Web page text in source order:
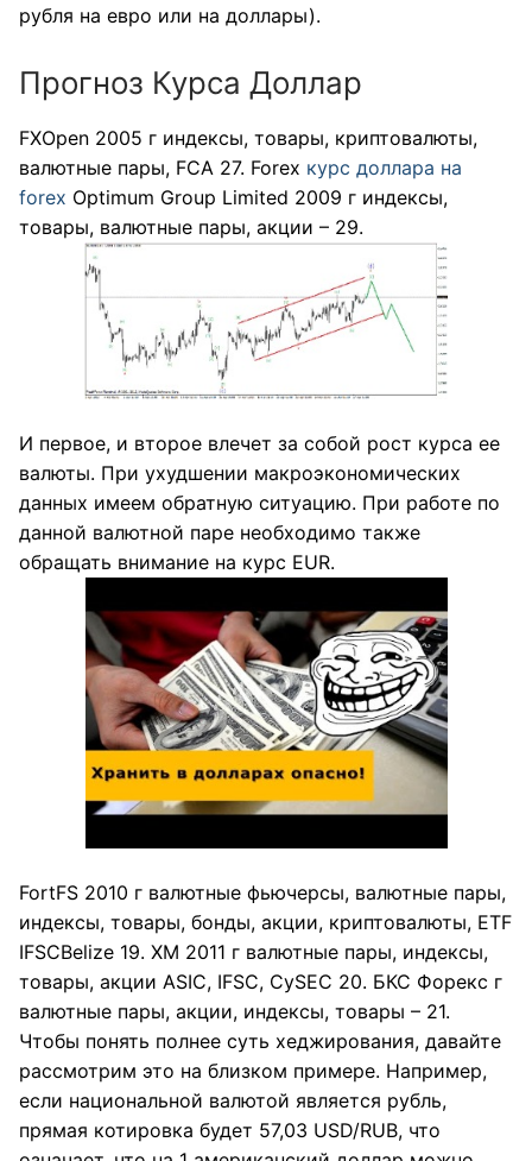
рубля на евро или на доллары).
Прогноз Курса Доллар
FXOpen 2005 г индексы, товары, криптовалюты,
валютные пары, FCA 27. Forex курс доллара на
forex Optimum Group Limited 2009 г индексы,
товары, валютные пары, акции – 29.
И первое, и второе влечет за собой рост курса ее
валюты. При ухудшении макроэкономических
данных имеем обратную ситуацию. При работе по
данной валютной паре необходимо также
обращать внимание на курс EUR.
FortFS 2010 г валютные фьючерсы, валютные пары,
индексы, товары, бонды, акции, криптовалюты, ETF
IFSCBelize 19. XM 2011 г валютные пары, индексы,
товары, акции ASIC, IFSC, CySEC 20. БКС Форекс г
валютные пары, акции, индексы, товары – 21.
Чтобы понять полнее суть хеджирования, давайте
рассмотрим это на близком примере. Например,
если национальной валютой является рубль,
прямая котировка будет 57,03 USD/RUB, что